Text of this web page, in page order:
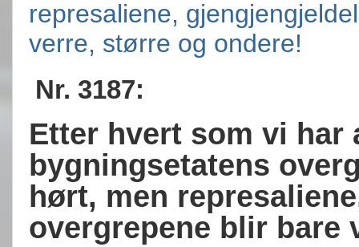
represaliene,
verre, større og ondere!
Nr. 3187:
Etter hvert som vi har
bygningsetatens
hørt, men
overgrepene blir bare